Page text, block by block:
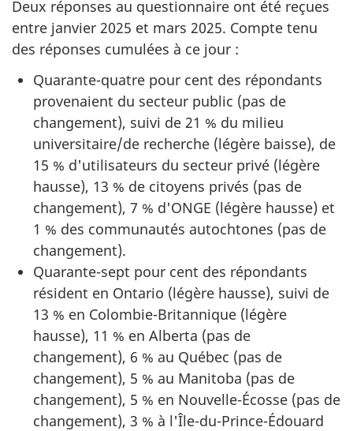
Deux réponses au questionnaire ont été reçues
entre janvier 2025 et mars 2025. Compte tenu
des réponses cumulées à ce jour :
Quarante-quatre pour cent des répondants
provenaient du secteur public (pas de
changement), suivi de 21 % du milieu
universitaire/de recherche (légère baisse), de
15 % d'utilisateurs du secteur privé (légère
hausse), 13 % de citoyens privés (pas de
changement), 7 % d'ONGE (légère hausse) et
1 % des communautés autochtones (pas de
changement).
Quarante-sept pour cent des répondants
résident en Ontario (légère hausse), suivi de
13 % en Colombie-Britannique (légère
hausse), 11 % en Alberta (pas de
changement), 6 % au Québec (pas de
changement), 5 % au Manitoba (pas de
changement), 5 % en Nouvelle-Écosse (pas de
changement), 3 % à l'Île-du-Prince-Édouard